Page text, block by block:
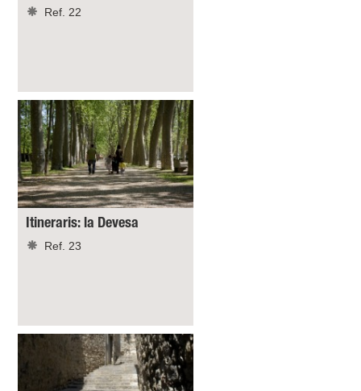
Ref. 22
Itineraris: la Devesa
Ref. 23